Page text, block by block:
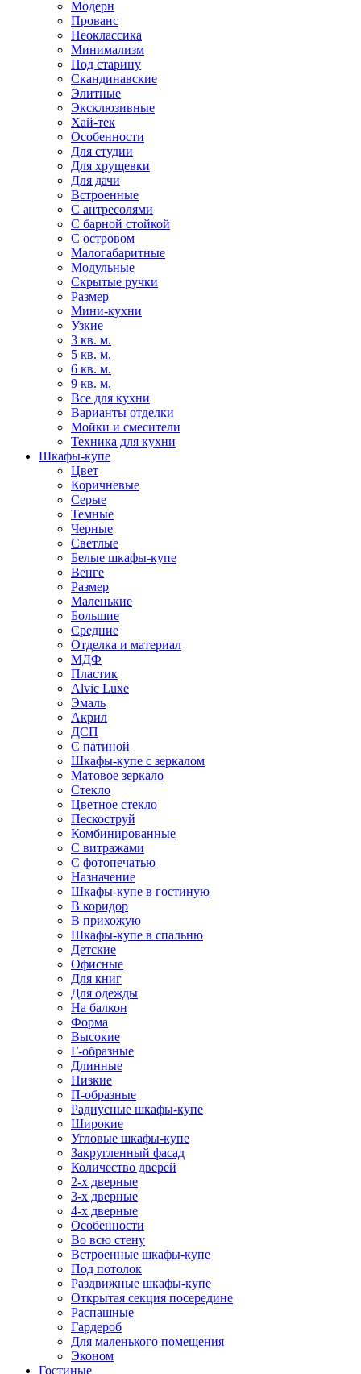
Модерн
Прованс
Неоклассика
Минимализм
Под старину
Скандинавские
Элитные
Эксклюзивные
Хай-тек
Особенности
Для студии
Для хрущевки
Для дачи
Встроенные
С антресолями
С барной стойкой
С островом
Малогабаритные
Модульные
Скрытые ручки
Размер
Мини-кухни
Узкие
3 кв. м.
5 кв. м.
6 кв. м.
9 кв. м.
Все для кухни
Варианты отделки
Мойки и смесители
Техника для кухни
Шкафы-купе
Цвет
Коричневые
Серые
Темные
Черные
Светлые
Белые шкафы-купе
Венге
Размер
Маленькие
Большие
Средние
Отделка и материал
МДФ
Пластик
Alvic Luxe
Эмаль
Акрил
ДСП
С патиной
Шкафы-купе с зеркалом
Матовое зеркало
Стекло
Цветное стекло
Пескоструй
Комбинированные
С витражами
С фотопечатью
Назначение
Шкафы-купе в гостиную
В коридор
В прихожую
Шкафы-купе в спальню
Детские
Офисные
Для книг
Для одежды
На балкон
Форма
Высокие
Г-образные
Длинные
Низкие
П-образные
Радиусные шкафы-купе
Широкие
Угловые шкафы-купе
Закругленный фасад
Количество дверей
2-х дверные
3-х дверные
4-х дверные
Особенности
Во всю стену
Встроенные шкафы-купе
Под потолок
Раздвижные шкафы-купе
Открытая секция посередине
Распашные
Гардероб
Для маленького помещения
Эконом
Гостиные